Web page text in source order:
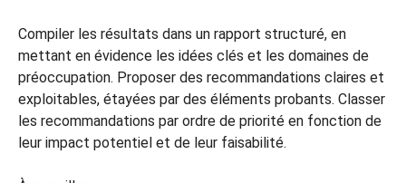
Compiler les résultats dans un rapport structuré, en
mettant en évidence les idées clés et les domaines de
préoccupation. Proposer des recommandations claires et
exploitables, étayées par des éléments probants. Classer
les recommandations par ordre de priorité en fonction de
leur impact potentiel et de leur faisabilité.